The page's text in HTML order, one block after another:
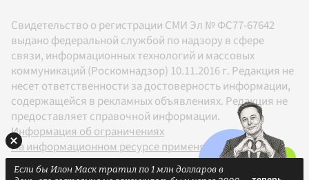
Свидетельство о регистрации СМИ Эл № ФС77-67642
выдано федеральной службой по надзору в сфере
связи, информационных технологий и массовых
коммуникаций (Роскомнадзор) 10.11.2016 г. Редакция не
несет ответственности за достоверность информации,
содержащейся в рекламных объявлениях. Редакция не
предоставляет справочной информации.
Информация об ограничениях
На информационном ресурсе применяются
рекомендательные технологии в соответствии с
Если бы Илон Маск тратил по 1 млн долларов в